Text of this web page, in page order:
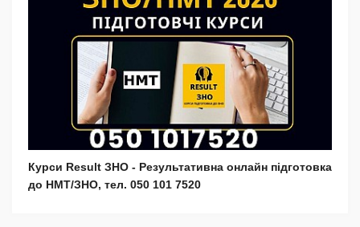
Курси Result ЗНО - Результативна онлайн підготовка
до НМТ/ЗНО, тел. 050 101 7520